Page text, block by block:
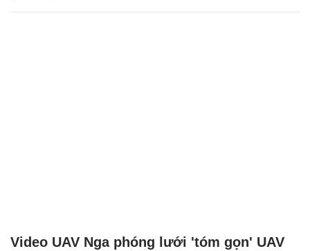
Video UAV Nga phóng lưới 'tóm gọn' UAV